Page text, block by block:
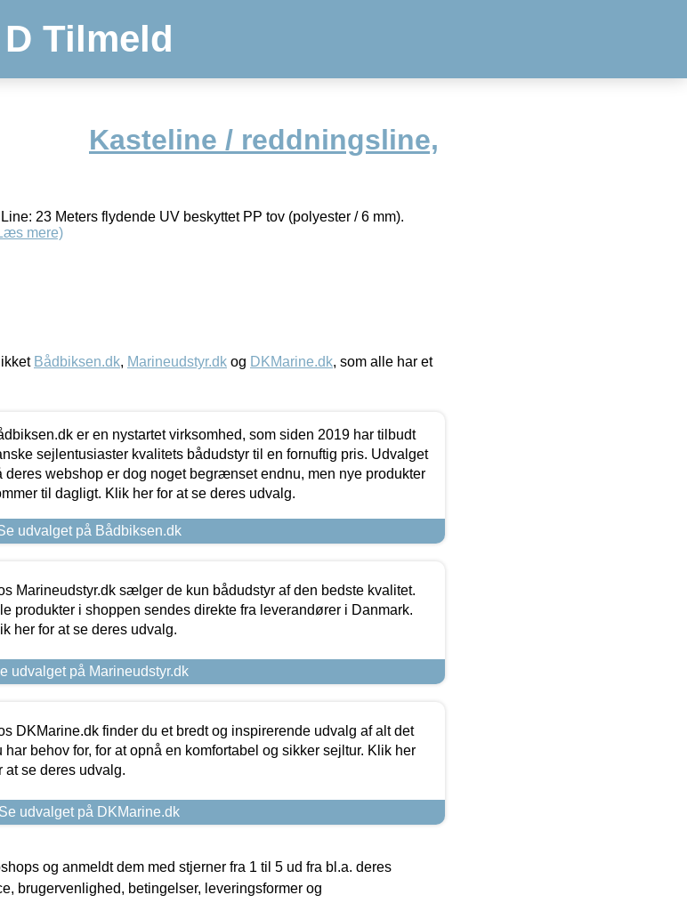
D Tilmeld
Kasteline / reddningsline,
23 Meters flydende UV beskyttet PP tov (polyester / 6 mm).
mere)
Bådbiksen.dk, Marineudstyr.dk og DKMarine.dk, som alle har et
er en nystartet virksomhed, som siden 2019 har tilbudt
sejlentusiaster kvalitets bådudstyr til en fornuftig pris. Udvalget
deres webshop er dog noget begrænset endnu, men nye produkter
til dagligt. Klik her for at se deres udvalg.
udvalget på Bådbiksen.dk
Marineudstyr.dk sælger de kun bådudstyr af den bedste kvalitet.
produkter i shoppen sendes direkte fra leverandører i Danmark.
her for at se deres udvalg.
udvalget på Marineudstyr.dk
DKMarine.dk finder du et bredt og inspirerende udvalg af alt det
har behov for, for at opnå en komfortabel og sikker sejltur. Klik her
at se deres udvalg.
Se udvalget på DKMarine.dk
og anmeldt dem med stjerner fra 1 til 5 ud fra bl.a. deres
brugervenlighed, betingelser, leveringsformer og